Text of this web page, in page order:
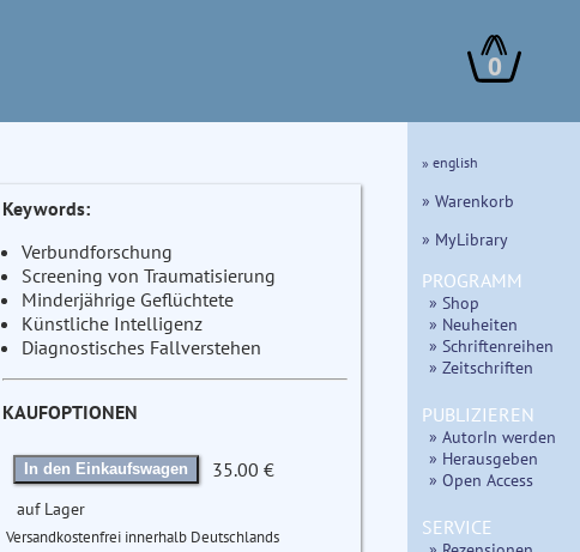
0
Keywords:
Verbundforschung
Screening von Traumatisierung
Minderjährige Geflüchtete
Künstliche Intelligenz
Diagnostisches Fallverstehen
KAUFOPTIONEN
In den Einkaufswagen 35.00 €
auf Lager
Versandkostenfrei innerhalb Deutschlands
» english
» Warenkorb
» MyLibrary
PROGRAMM
» Shop
» Neuheiten
» Schriftenreihen
» Zeitschriften
PUBLIZIEREN
» AutorIn werden
» Herausgeben
» Open Access
SERVICE